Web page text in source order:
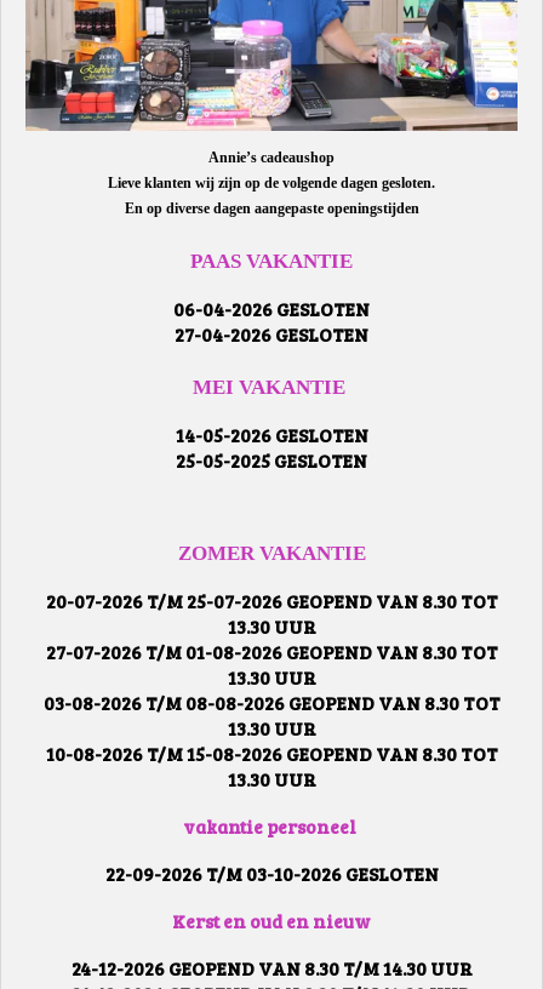
Annie’s cadeaushop
Lieve klanten wij zijn op de volgende dagen gesloten.
En op diverse dagen aangepaste openingstijden
PAAS VAKANTIE
06-04-2026 GESLOTEN
27-04-2026 GESLOTEN
MEI VAKANTIE
14-05-2026 GESLOTEN
25-05-2025 GESLOTEN
ZOMER VAKANTIE
20-07-2026 T/M 25-07-2026 GEOPEND VAN 8.30 TOT
13.30 UUR
27-07-2026 T/M 01-08-2026 GEOPEND VAN 8.30 TOT
13.30 UUR
03-08-2026 T/M 08-08-2026 GEOPEND VAN 8.30 TOT
13.30 UUR
10-08-2026 T/M 15-08-2026 GEOPEND VAN 8.30 TOT
13.30 UUR
vakantie personeel
22-09-2026 T/M 03-10-2026 GESLOTEN
Kerst en oud en nieuw
24-12-2026 GEOPEND VAN 8.30 T/M 14.30 UUR